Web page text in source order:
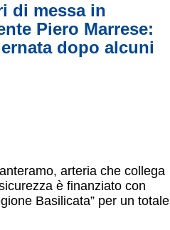
di messa in
Piero Marrese:
dopo alcuni
arteria che collega
è finanziato con
Basilicata” per un totale